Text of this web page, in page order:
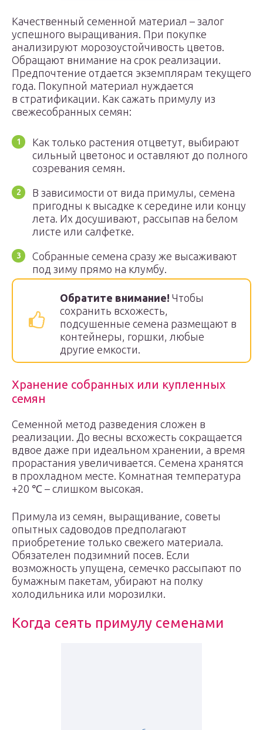
Качественный семенной материал – залог
успешного выращивания. При покупке
анализируют морозоустойчивость цветов.
Обращают внимание на срок реализации.
Предпочтение отдается экземплярам текущего
года. Покупной материал нуждается
в стратификации. Как сажать примулу из
свежесобранных семян:
Как только растения отцветут, выбирают
сильный цветонос и оставляют до полного
созревания семян.
В зависимости от вида примулы, семена
пригодны к высадке к середине или концу
лета. Их досушивают, рассыпав на белом
листе или салфетке.
Собранные семена сразу же высаживают
под зиму прямо на клумбу.
Обратите внимание! Чтобы
сохранить всхожесть,
подсушенные семена размещают в
контейнеры, горшки, любые
другие емкости.
Хранение собранных или купленных
семян
Семенной метод разведения сложен в
реализации. До весны всхожесть сокращается
вдвое даже при идеальном хранении, а время
прорастания увеличивается. Семена хранятся
в прохладном месте. Комнатная температура
+20 ℃ – слишком высокая.
Примула из семян, выращивание, советы
опытных садоводов предполагают
приобретение только свежего материала.
Обязателен подзимний посев. Если
возможность упущена, семечко рассыпают по
бумажным пакетам, убирают на полку
холодильника или морозилки.
Когда сеять примулу семенами